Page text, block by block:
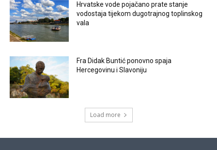
Hrvatske vode pojačano prate stanje
vodostaja tijekom dugotrajnog toplinskog
vala
Fra Didak Buntić ponovno spaja
Hercegovinu i Slavoniju
Load more